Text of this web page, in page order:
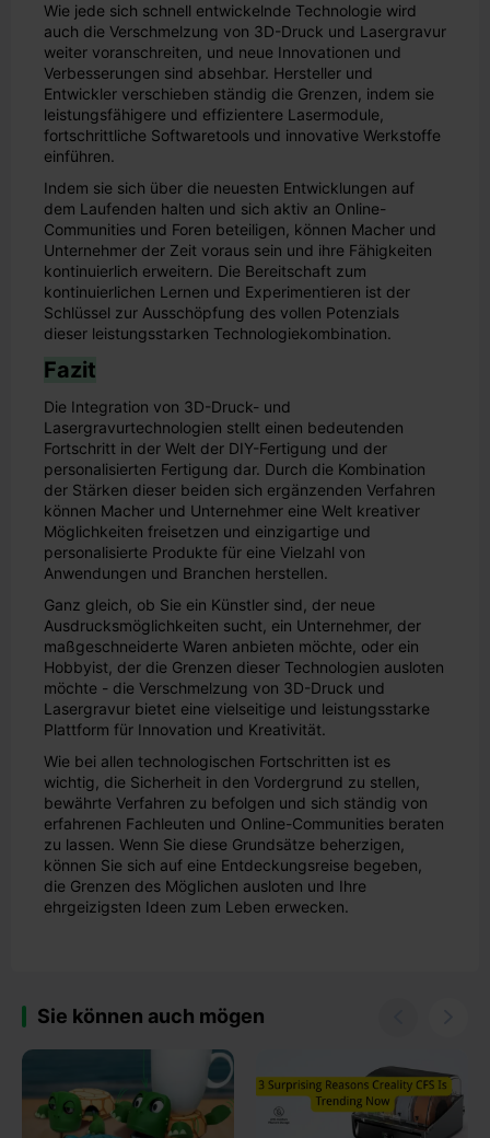
Wie jede sich schnell entwickelnde Technologie wird
auch die Verschmelzung von 3D-Druck und Lasergravur
weiter voranschreiten, und neue Innovationen und
Verbesserungen sind absehbar. Hersteller und
Entwickler verschieben ständig die Grenzen, indem sie
leistungsfähigere und effizientere Lasermodule,
fortschrittliche Softwaretools und innovative Werkstoffe
einführen.
Indem sie sich über die neuesten Entwicklungen auf
dem Laufenden halten und sich aktiv an Online-
Communities und Foren beteiligen, können Macher und
Unternehmer der Zeit voraus sein und ihre Fähigkeiten
kontinuierlich erweitern. Die Bereitschaft zum
kontinuierlichen Lernen und Experimentieren ist der
Schlüssel zur Ausschöpfung des vollen Potenzials
dieser leistungsstarken Technologiekombination.
Fazit
Die Integration von 3D-Druck- und
Lasergravurtechnologien stellt einen bedeutenden
Fortschritt in der Welt der DIY-Fertigung und der
personalisierten Fertigung dar. Durch die Kombination
der Stärken dieser beiden sich ergänzenden Verfahren
können Macher und Unternehmer eine Welt kreativer
Möglichkeiten freisetzen und einzigartige und
personalisierte Produkte für eine Vielzahl von
Anwendungen und Branchen herstellen.
Ganz gleich, ob Sie ein Künstler sind, der neue
Ausdrucksmöglichkeiten sucht, ein Unternehmer, der
maßgeschneiderte Waren anbieten möchte, oder ein
Hobbyist, der die Grenzen dieser Technologien ausloten
möchte - die Verschmelzung von 3D-Druck und
Lasergravur bietet eine vielseitige und leistungsstarke
Plattform für Innovation und Kreativität.
Wie bei allen technologischen Fortschritten ist es
wichtig, die Sicherheit in den Vordergrund zu stellen,
bewährte Verfahren zu befolgen und sich ständig von
erfahrenen Fachleuten und Online-Communities beraten
zu lassen. Wenn Sie diese Grundsätze beherzigen,
können Sie sich auf eine Entdeckungsreise begeben,
die Grenzen des Möglichen ausloten und Ihre
ehrgeizigsten Ideen zum Leben erwecken.
Sie können auch mögen